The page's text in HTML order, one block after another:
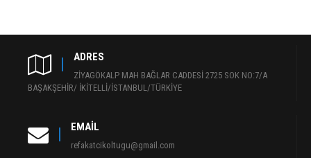
ADRES
ZİYAGÖKALP MAH BAĞLAR CADDESİ 2725 SOK NO:7/A
BAŞAKŞEHİR/ İKİTELLİ/İSTANBUL/TÜRKİYE
EMAIL
refakatcikoltugu@gmail.com